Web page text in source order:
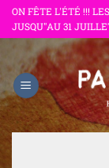
Passer
au
contenu
ON FÊTE L'ÉTÉ !!!
JUSQU"AU 31